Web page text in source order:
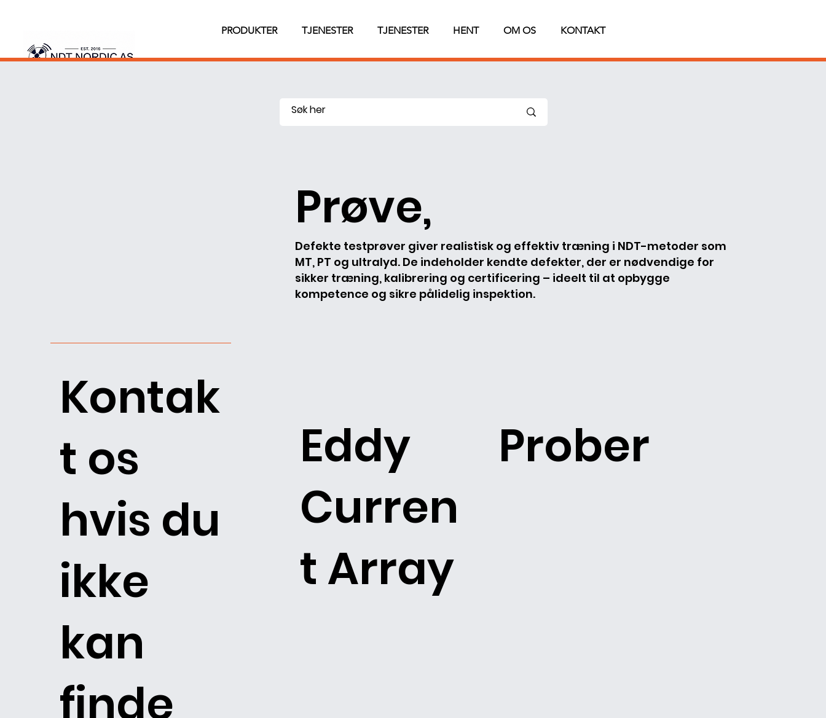
PRODUKTER TJENESTER HENT OM OS KONTAKT
TJENESTER
Kontak
t os
hvis du
ikke
kan
finde
Prøve,
Defekte testprøver giver realistisk og effektiv træning i NDT-metoder som
MT, PT og ultralyd. De indeholder kendte defekter, der er nødvendige for
sikker træning, kalibrering og certificering – ideelt til at opbygge
kompetence og sikre pålidelig inspektion.
Eddy
Curren
t Array
Prober